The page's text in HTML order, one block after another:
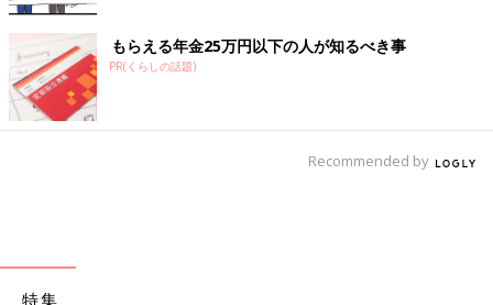
もらえる年金25万円以下の人が知るべき事
PR(くらしの話題)
Recommended by
特集